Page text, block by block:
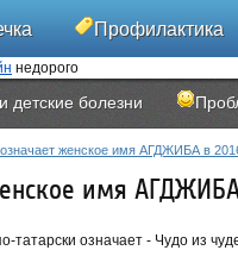
Профилактика
недорого
детские болезни
женское имя АГДЖИБА в
имя
означает - Чудо из